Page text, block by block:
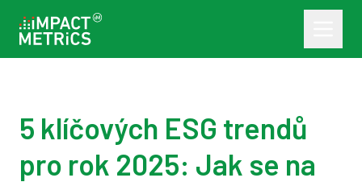
5 klíčových ESG trendů
pro rok 2025: Jak se na